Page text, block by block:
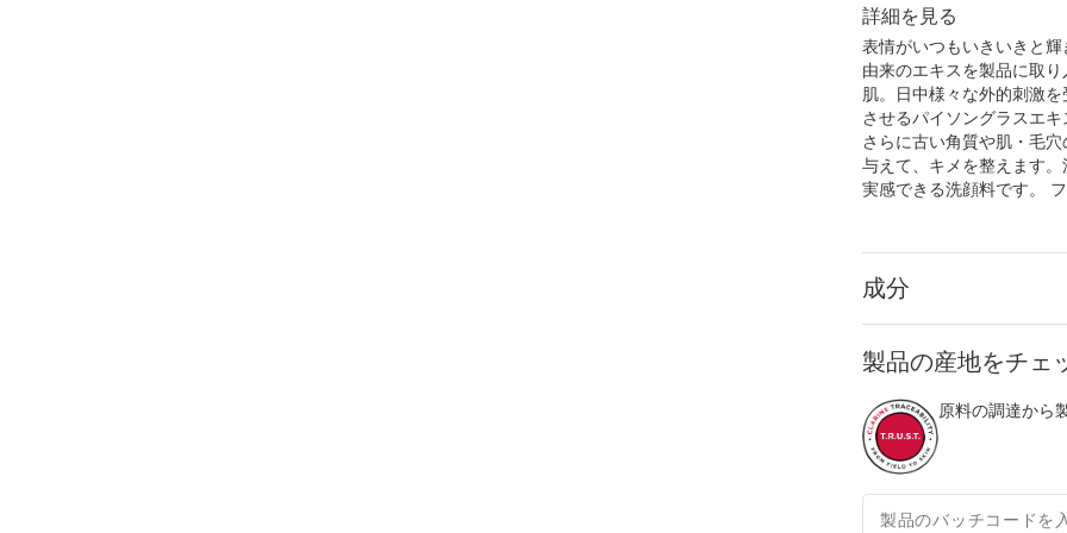
詳細を見る
表情がいつもいきいきと
由来のエキスを製品に取
肌。日中様々な外的刺激
させるパイソングラスエ
さらに古い角質や肌・毛
与えて、キメを整えます
実感できる洗顔料です。
成分
製品の産地をチェ
原料の調達から
製品のバッチコードを